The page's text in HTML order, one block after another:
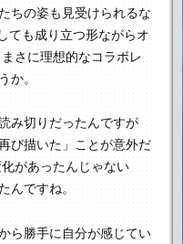
ちの姿も見受けられるな
ても成り立つ形ながらオ
まさに理想的なコラボレ
か。
み切りだったんですが
び描いた」ことが意外だ
があったんじゃない
んですね。
ら勝手に自分が感じてい